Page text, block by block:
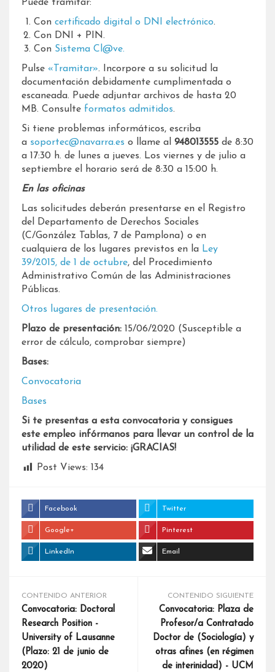
Puede tramitar:
Con certificado digital o DNI electrónico.
Con DNI + PIN.
Con Sistema Cl@ve.
Pulse «Tramitar». Incorpore a su solicitud la
documentación debidamente cumplimentada o
escaneada. Puede adjuntar archivos de hasta 20
MB. Consulte formatos admitidos.
Si tiene problemas informáticos, escriba
a soportec@navarra.es o llame al 948013555 de 8:30
a 17:30 h. de lunes a jueves. Los viernes y de julio a
septiembre el horario será de 8:30 a 15:00 h.
En las oficinas
Las solicitudes deberán presentarse en el Registro
del Departamento de Derechos Sociales
(C/González Tablas, 7 de Pamplona) o en
cualquiera de los lugares previstos en la Ley
39/2015, de 1 de octubre, del Procedimiento
Administrativo Común de las Administraciones
Públicas.
Otros lugares de presentación.
Plazo de presentación: 15/06/2020 (Susceptible a
error de cálculo, comprobar siempre)
Bases:
Convocatoria
Bases
Si te presentas a esta convocatoria y consigues
este empleo infórmanos para llevar un control de la
utilidad de este servicio: ¡GRACIAS!
Post Views: 134
Facebook Twitter
Google+ Pinterest
LinkedIn Email
CONTENIDO ANTERIOR
Convocatoria: Doctoral
Research Position -
University of Lausanne
(Plazo: 21 de junio de
2020)
CONTENIDO SIGUIENTE
Convocatoria: Plaza de
Profesor/a Contratado
Doctor de (Sociología) y
otras afines (en régimen
de interinidad) - UCM